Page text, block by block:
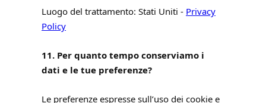
Luogo del trattamento: Stati Uniti - Privacy
Policy
11. Per quanto tempo conserviamo i
dati e le tue preferenze?
Le preferenze espresse sull’uso dei cookie e